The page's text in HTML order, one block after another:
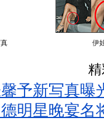
伊
予新写真曝
明星晚宴名